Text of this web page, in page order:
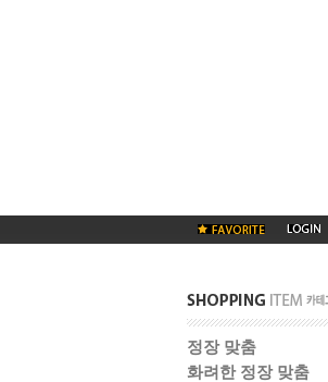
정장 맞춤
화려한 정장 맞춤